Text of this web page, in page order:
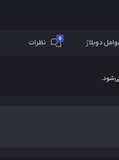
دوبلاژ 0 نظرات